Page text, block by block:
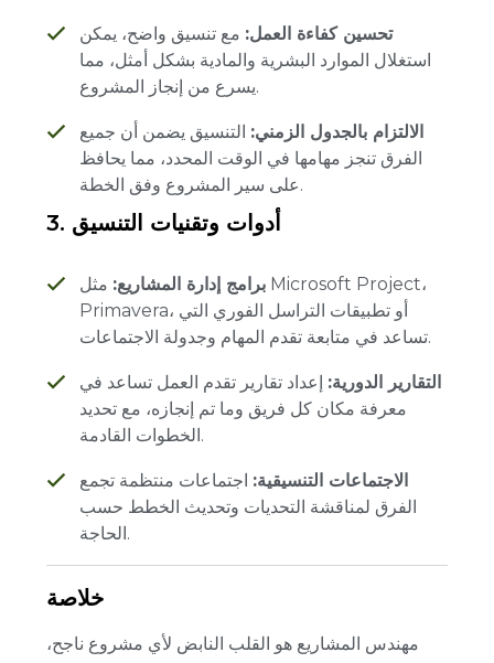
تحسين كفاءة العمل: مع تنسيق واضح، يمكن
استغلال الموارد البشرية والمادية بشكل أمثل، مما
يسرع من إنجاز المشروع.
الالتزام بالجدول الزمني: التنسيق يضمن أن جميع
الفرق تنجز مهامها في الوقت المحدد، مما يحافظ
على سير المشروع وفق الخطة.
3. أدوات وتقنيات التنسيق
برامج إدارة المشاريع: مثل Microsoft Project،
Primavera، أو تطبيقات التراسل الفوري التي
تساعد في متابعة تقدم المهام وجدولة الاجتماعات.
التقارير الدورية: إعداد تقارير تقدم العمل تساعد في
معرفة مكان كل فريق وما تم إنجازه، مع تحديد
الخطوات القادمة.
الاجتماعات التنسيقية: اجتماعات منتظمة تجمع
الفرق لمناقشة التحديات وتحديث الخطط حسب
الحاجة.
خلاصة
مهندس المشاريع هو القلب النابض لأي مشروع ناجح،